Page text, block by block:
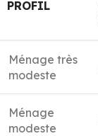
PROFIL
Ménage très
modeste
Ménage
modeste